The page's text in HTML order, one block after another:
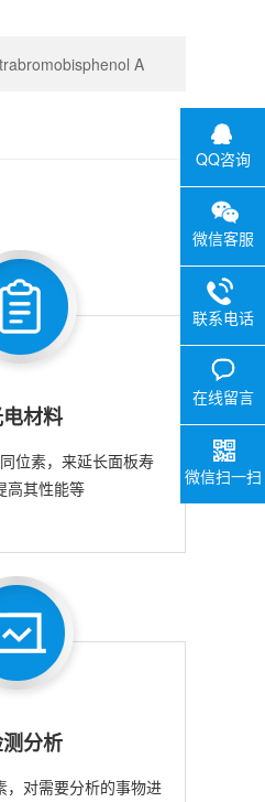
A
材料
位素，来延长面板寿
高其性能等
分析
，对需要分析的事物进
QQ咨询
微信客服
联系电话
在线留言
微信扫一扫